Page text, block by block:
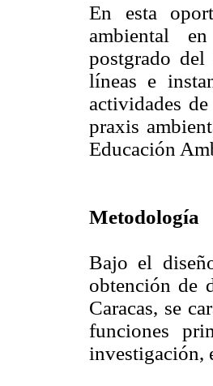
En esta
ambiental
postgrado
líneas e
actividades
praxis
Educación
Metodología
Bajo el
obtención de
Caracas, se
funciones
investigación,